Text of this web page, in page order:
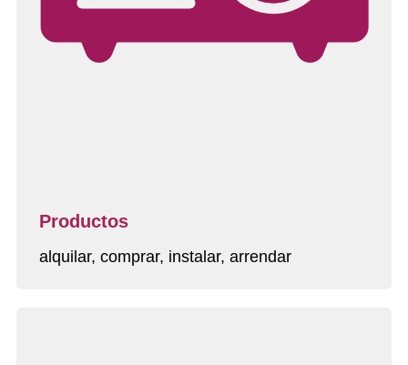
Productos
alquilar, comprar, instalar, arrendar